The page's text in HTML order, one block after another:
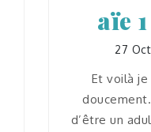
aïe
27
Et voilà
d’être un